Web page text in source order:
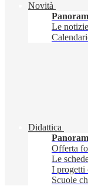
Novità
Le notizie
Didattica
Offerta
Le
I progetti
Scuole